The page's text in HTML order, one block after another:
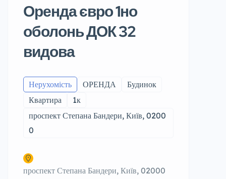
Оренда євро 1но
оболонь ДОК 32
видова
Нерухомість ОРЕНДА
Будинок
Квартира
1к
проспект Степана Бандери, Київ, 0200
0
проспект Степана Бандери, Київ, 02000